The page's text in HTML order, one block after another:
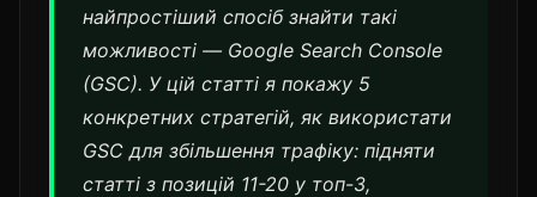
найпростіший спосіб знайти такі
можливості — Google Search Console
(GSC). У цій статті я покажу 5
конкретних стратегій, як використати
GSC для збільшення трафіку: підняти
статті з позицій 11-20 у топ-3,